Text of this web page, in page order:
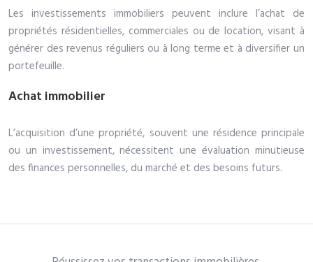
Les investissements immobiliers peuvent inclure l’achat de
propriétés résidentielles, commerciales ou de location, visant à
générer des revenus réguliers ou à long terme et à diversifier un
portefeuille.
Achat immobilier
L’acquisition d’une propriété, souvent une résidence principale
ou un investissement, nécessitent une évaluation minutieuse
des finances personnelles, du marché et des besoins futurs.